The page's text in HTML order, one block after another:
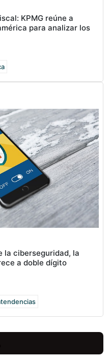
KPMG reúne a
para analizar los
la ciberseguridad, la
a doble dígito